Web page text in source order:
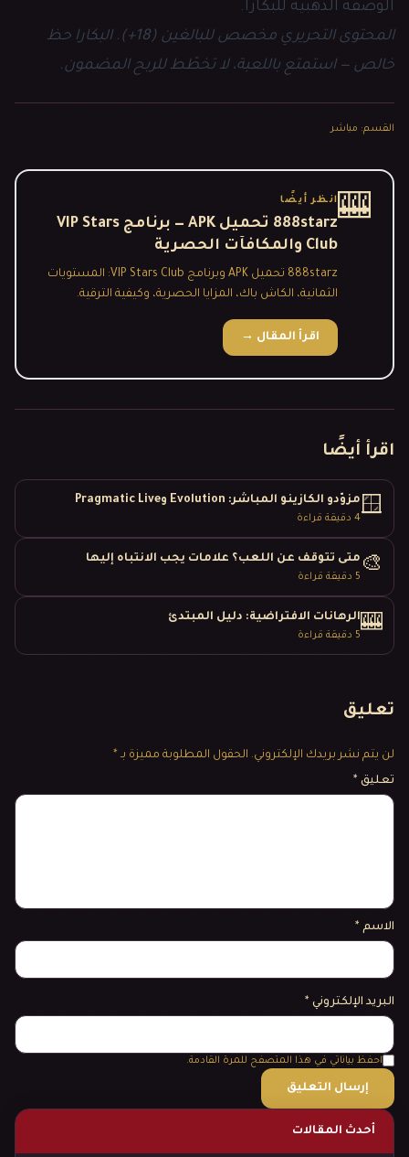
الوصفة الذهبية للبكارا.
المحتوى التحريري مخصص للبالغين (18+). البكارا حظ
خالص — استمتع باللعبة، لا تخطّط للربح المضمون.
القسم: مباشر
🎰انظر أيضًا
888starz تحميل APK — برنامج VIP Stars
Club والمكافآت الحصرية
888starz تحميل APK وبرنامج VIP Stars Club: المستويات
الثمانية، الكاش باك، المزايا الحصرية، وكيفية الترقية.
اقرأ المقال →
اقرأ أيضًا
🪟مزوّدو الكازينو المباشر: Evolution وPragmatic Live
4 دقيقة قراءة
🎨 متى تتوقف عن اللعب؟ علامات يجب الانتباه إليها
5 دقيقة قراءة
🎰الرهانات الافتراضية: دليل المبتدئ
5 دقيقة قراءة
تعليق
لن يتم نشر بريدك الإلكتروني. الحقول المطلوبة مميزة بـ *
تعليق *
الاسم *
البريد الإلكتروني *
احفظ بياناتي في هذا المتصفح للمرة القادمة.
أحدث المقالات